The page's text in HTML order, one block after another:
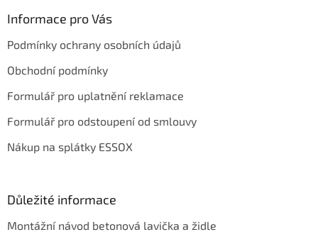
Informace pro Vás
Podmínky ochrany osobních údajů
Obchodní podmínky
Formulář pro uplatnění reklamace
Formulář pro odstoupení od smlouvy
Nákup na splátky ESSOX
Důležité informace
Montážní návod betonová lavička a židle